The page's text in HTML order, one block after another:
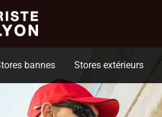
bannes Stores extérieurs